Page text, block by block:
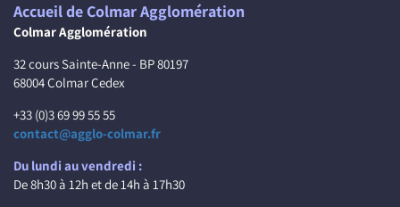
Accueil de Colmar Agglomération
Colmar Agglomération
32 cours Sainte-Anne - BP 80197
68004 Colmar Cedex
+33 (0)3 69 99 55 55
contact@agglo-colmar.fr
Du lundi au vendredi :
De 8h30 à 12h et de 14h à 17h30